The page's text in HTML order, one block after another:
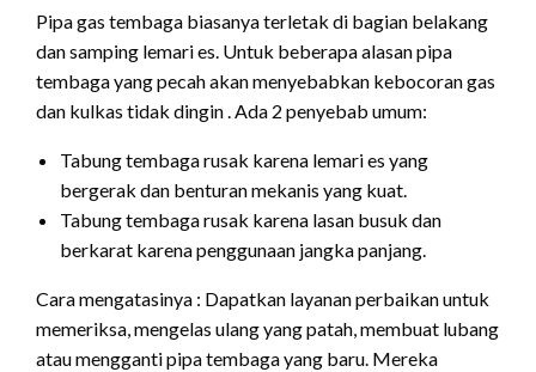
Pipa gas tembaga biasanya terletak di bagian belakang
dan samping lemari es. Untuk beberapa alasan pipa
tembaga yang pecah akan menyebabkan kebocoran gas
dan kulkas tidak dingin . Ada 2 penyebab umum:
Tabung tembaga rusak karena lemari es yang
bergerak dan benturan mekanis yang kuat.
Tabung tembaga rusak karena lasan busuk dan
berkarat karena penggunaan jangka panjang.
Cara mengatasinya : Dapatkan layanan perbaikan untuk
memeriksa, mengelas ulang yang patah, membuat lubang
atau mengganti pipa tembaga yang baru. Mereka